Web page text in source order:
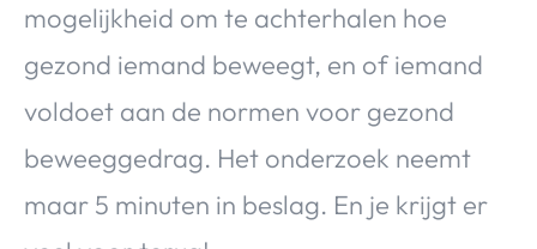
mogelijkheid om te achterhalen hoe
gezond iemand beweegt, en of iemand
voldoet aan de normen voor gezond
beweeggedrag. Het onderzoek neemt
maar 5 minuten in beslag. En je krijgt er